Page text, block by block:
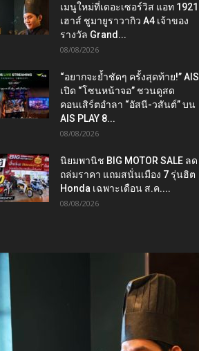
เมนูใหม่ที่เดอะเซอร์วิส แอท 1921
เฮาส์ ชูมายูราวากิว A4 เจ้าของ
รางวัล Grand...
08/08/2026
“อยากจะย้ำชัดๆ ครั้งสุดท้าย!” AIS
เปิด “โซนหน้าจอ” ชวนดูสด
คอนเสิร์ตอำลา “อัสนี-วสันต์” บน
AIS PLAY 8...
08/08/2026
นิยมพานิช BIG MOTOR SALE ลด
ถล่มราคา แถมสนั่นเมือง 7 รุ่นฮิต
Honda เฉพาะเดือน ส.ค....
08/08/2026